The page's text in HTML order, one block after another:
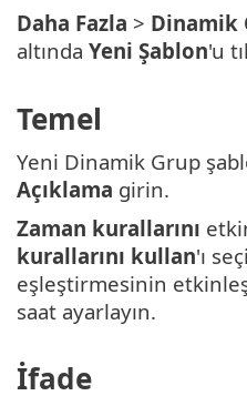
Daha Fazla > Dinamik
altında Yeni Şablon'u
Temel
Yeni Dinamik Grup
Açıklama girin.
Zaman kurallarını
kurallarını kullan'ı
eşleştirmesinin
saat ayarlayın.
İfade